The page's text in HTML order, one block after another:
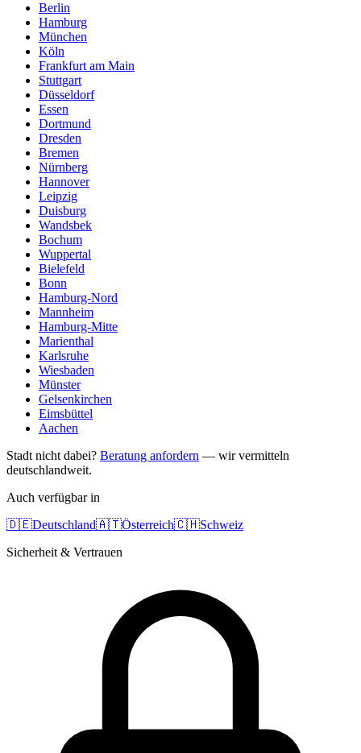
Berlin
Hamburg
München
Köln
Frankfurt am Main
Stuttgart
Düsseldorf
Essen
Dortmund
Dresden
Bremen
Nürnberg
Hannover
Leipzig
Duisburg
Wandsbek
Bochum
Wuppertal
Bielefeld
Bonn
Hamburg-Nord
Mannheim
Hamburg-Mitte
Marienthal
Karlsruhe
Wiesbaden
Münster
Gelsenkirchen
Eimsbüttel
Aachen
Stadt nicht dabei? Beratung anfordern — wir vermitteln
deutschlandweit.
Auch verfügbar in
🇩🇪Deutschland🇦🇹Österreich🇨🇭Schweiz
Sicherheit & Vertrauen